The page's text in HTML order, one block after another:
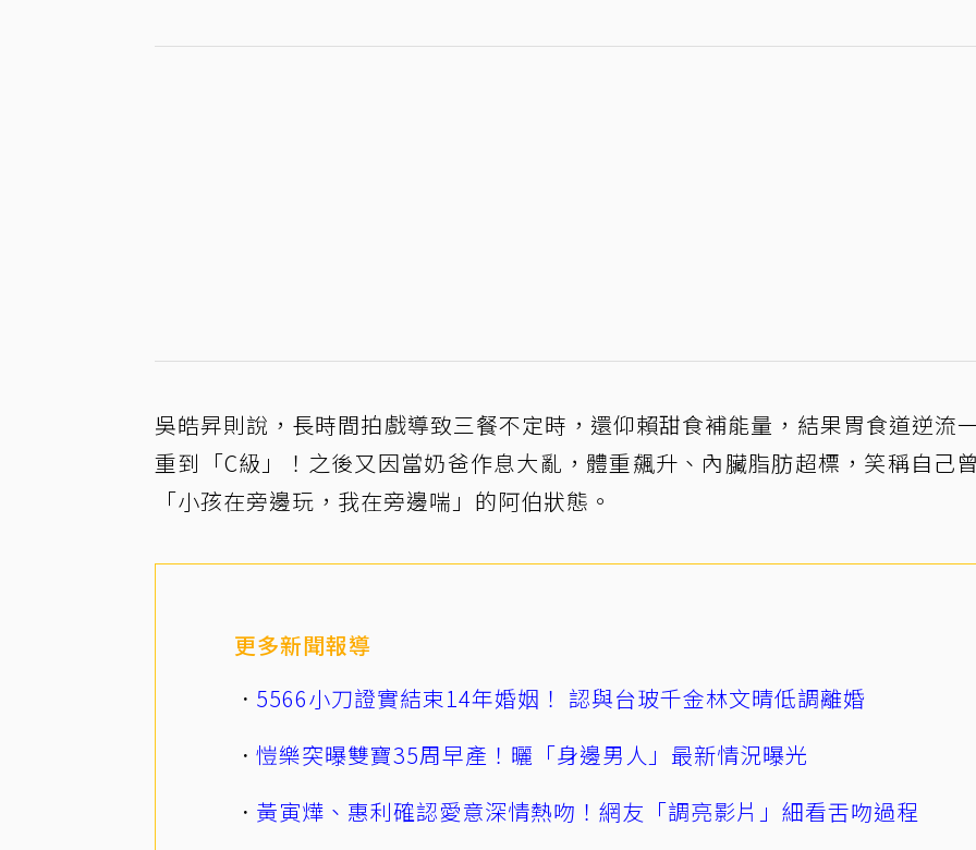
吳皓昇則說，長時間拍戲導致三餐不定時，還仰賴甜食補能量，結果胃食道逆流
重到「C級」！之後又因當奶爸作息大亂，體重飆升、內臟脂肪超標，笑稱自己
「小孩在旁邊玩，我在旁邊喘」的阿伯狀態。
更多新聞報導
5566小刀證實結束14年婚姻！ 認與台玻千金林文晴低調離婚
愷樂突曝雙寶35周早產！曬「身邊男人」最新情況曝光
黃寅燁、惠利確認愛意深情熱吻！網友「調亮影片」細看舌吻過程